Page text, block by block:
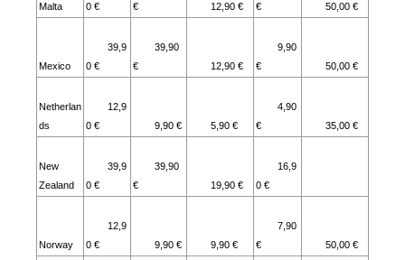
Malta
0 €
€
12,90 €
€
50,00 €
Mexico
39,9
0 €
39,90
€
12,90 €
9,90
€
50,00 €
Netherlan
ds
12,9
0 €
9,90 € 5,90 €
4,90
€
35,00 €
New
Zealand
39,9
0 €
39,90
€
19,90 €
16,9
0 €
Norway
12,9
0 €
9,90 € 9,90 €
7,90
€
50,00 €